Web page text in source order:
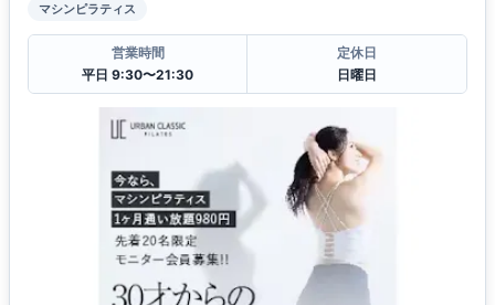
マシンピラティス
営業時間
平日 9:30〜21:30
定休日
日曜日